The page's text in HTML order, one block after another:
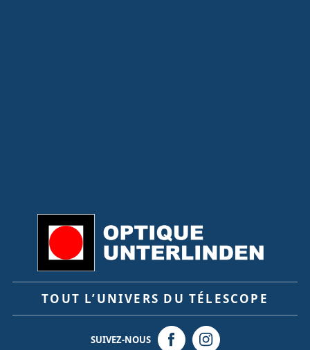
TOUT L’UNIVERS DU TÉLESCOPE
SUIVEZ-NOUS